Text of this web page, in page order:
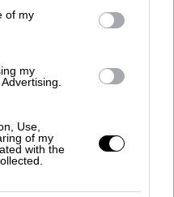
of my
my
Use,
of my
with theτο πύρινο